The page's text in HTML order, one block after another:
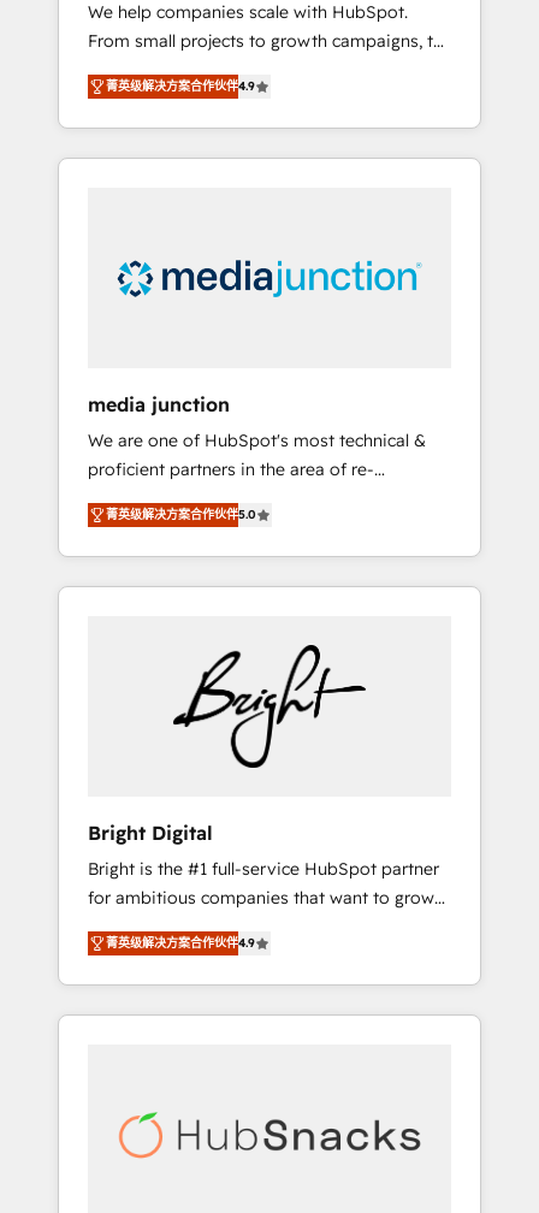
HubSpot CRM. ✔️A team of HubSpot experts
backed by over 10+ years of HubSpot
experience ✔️Flexible pricing models —
Hourly-fee (assigned one Dedicated
HubSpot Admin); Monthly-fee (HubSpot
Admin + Project Manager); and Fixed Project
bundle services. Connect with us today!
We help companies scale with HubSpot.
From small projects to growth campaigns, to
CRM and websites. Hire an agency that's
experienced in every inch of HubSpot and
willing to work hand-in-hand with your team
to simplify the complex and build a better
菁英级解决方案合作伙伴4.9
media junction
We are one of HubSpot's most technical &
proficient partners in the area of re-
platforming, website design & development.
We specialize in multi-hub implementations
for mid-market & enterprise companies. We
are woman-owned, powered by coffee, and
Impact Award 🏆2022 Technical Expertise
Impact Award 🏆2022 Platform Migration
Excellence Impact Award 🏆2020 Elite
Solutions Partner 🏆2019 Integrations
Website Design HubSpot Impact Award 🏆
2017 Website Design HubSpot Impact Award
🏆2016 Growth-Driven Design Agency of the
Year 🏆2016 Sales Enablement HubSpot
Impact Award 🏆2015 Growth-Driven Design
Agency of the Year 🏆2015 Became the 5th
Agency to reach Diamond 🏆2014 HubSpot
Became a HubSpot Partner 📆Founded in
菁英级解决方案合作伙伴5.0
Bright Digital
Bright is the #1 full-service HubSpot partner
for ambitious companies that want to grow
smarter. From HubSpot onboarding, to
training, from developing a new website to
lead generation and digital marketing; we do
it all (and with great results)! In short, our
modules, integrations - Marketing & sales
solutions: digital marketing, advertising,
菁英级解决方案合作伙伴4.9